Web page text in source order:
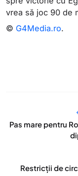
vrea să joc 90 de
© G4Media.ro.
Pas mare pentru
Restricţii de